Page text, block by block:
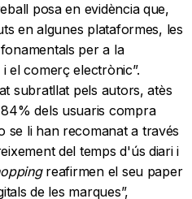
posa en evidència que,
en algunes plataformes, les
per a la
el comerç electrònic”.
subratllat pels autors, atès
dels usuaris compra
se li han recomanat a través
del temps d'ús diari i
reafirmen el seu paper
de les marques”,